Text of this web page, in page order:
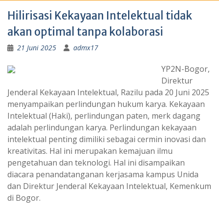
Hilirisasi Kekayaan Intelektual tidak
akan optimal tanpa kolaborasi
21 Juni 2025 admx17
YP2N-Bogor,
Direktur
Jenderal Kekayaan Intelektual, Razilu pada 20 Juni 2025
menyampaikan perlindungan hukum karya. Kekayaan
Intelektual (Haki), perlindungan paten, merk dagang
adalah perlindungan karya. Perlindungan kekayaan
intelektual penting dimiliki sebagai cermin inovasi dan
kreativitas. Hal ini merupakan kemajuan ilmu
pengetahuan dan teknologi. Hal ini disampaikan
diacara penandatanganan kerjasama kampus Unida
dan Direktur Jenderal Kekayaan Intelektual, Kemenkum
di Bogor.